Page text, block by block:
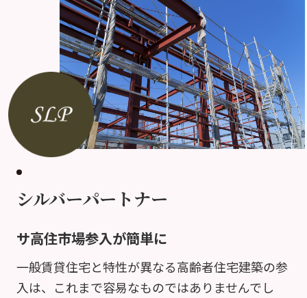
シルバーパートナー
サ高住市場参入が簡単に
一般賃貸住宅と特性が異なる高齢者住宅建築の参
入は、これまで容易なものではありませんでし